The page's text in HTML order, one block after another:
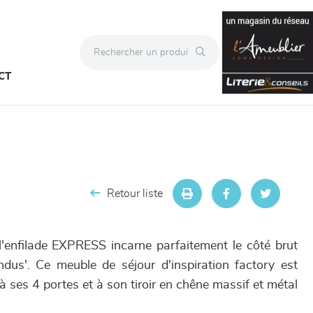
Retour liste
EXPRESS incarne parfaitement le côté brut
Ce meuble de séjour d'inspiration factory est
ses 4 portes et à son tiroir en chêne massif et métal